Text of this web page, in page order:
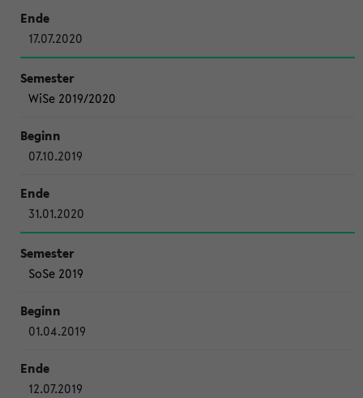
17.07.2020
WiSe 2019/2020
07.10.2019
31.01.2020
SoSe 2019
01.04.2019
12.07.2019